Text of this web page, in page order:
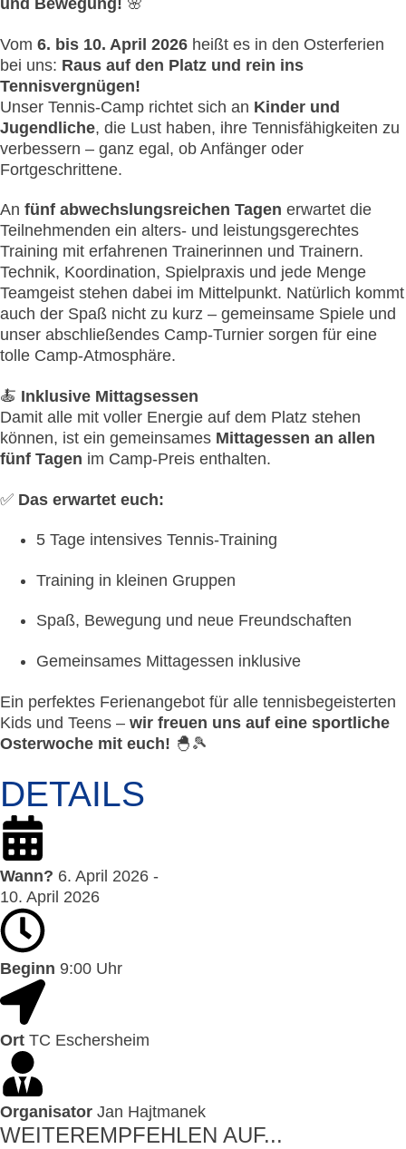
und Bewegung! 🌸
Vom 6. bis 10. April 2026 heißt es in den Osterferien
bei uns: Raus auf den Platz und rein ins
Tennisvergnügen!
Unser Tennis-Camp richtet sich an Kinder und
Jugendliche, die Lust haben, ihre Tennisfähigkeiten zu
verbessern – ganz egal, ob Anfänger oder
Fortgeschrittene.
An fünf abwechslungsreichen Tagen erwartet die
Teilnehmenden ein alters- und leistungsgerechtes
Training mit erfahrenen Trainerinnen und Trainern.
Technik, Koordination, Spielpraxis und jede Menge
Teamgeist stehen dabei im Mittelpunkt. Natürlich kommt
auch der Spaß nicht zu kurz – gemeinsame Spiele und
unser abschließendes Camp-Turnier sorgen für eine
tolle Camp-Atmosphäre.
🍝 Inklusive Mittagsessen
Damit alle mit voller Energie auf dem Platz stehen
können, ist ein gemeinsames Mittagessen an allen
fünf Tagen im Camp-Preis enthalten.
✅ Das erwartet euch:
5 Tage intensives Tennis-Training
Training in kleinen Gruppen
Spaß, Bewegung und neue Freundschaften
Gemeinsames Mittagessen inklusive
Ein perfektes Ferienangebot für alle tennisbegeisterten
Kids und Teens – wir freuen uns auf eine sportliche
Osterwoche mit euch! 🐣🎾
DETAILS
Wann? 6. April 2026 -
10. April 2026
Beginn 9:00 Uhr
Ort TC Eschersheim
Organisator Jan Hajtmanek
WEITEREMPFEHLEN AUF...